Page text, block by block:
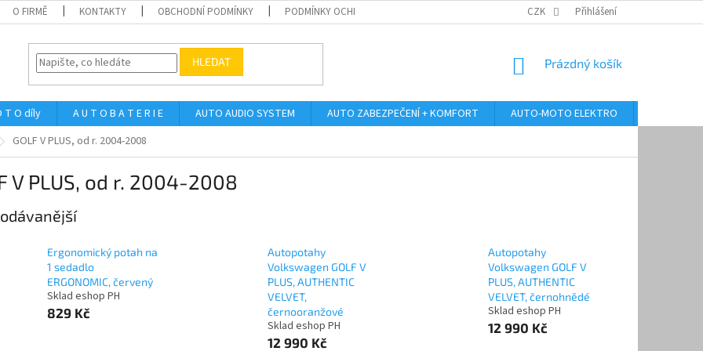
O FIRMĚ KONTAKTY OBCHODNÍ PODMÍNKY PODMÍNKY OCHRANY OSOBNÍCH ÚDAJŮ ODSTOUPENÍ OD KUPNÍ SMLOUVY
CZK Přihlášení
HLEDAT
NÁKUPNÍ
Prázdný košík
T O díly A U T O B A T E R I E AUTO AUDIO SYSTEM AUTO ZABEZPEČENÍ + KOMFORT AUTO-MOTO ELEKTRO
GOLF V PLUS, od r. 2004-2008
V PLUS, od r. 2004-2008
Ergonomický potah na
1 sedadlo
ERGONOMIC, červený
Sklad eshop PH
829 Kč
Autopotahy
Volkswagen GOLF V
PLUS, AUTHENTIC
VELVET,
černooranžové
Sklad eshop PH
12 990 Kč
Autopotahy
Volkswagen GOLF V
PLUS, AUTHENTIC
VELVET, černohnědé
Sklad eshop PH
12 990 Kč